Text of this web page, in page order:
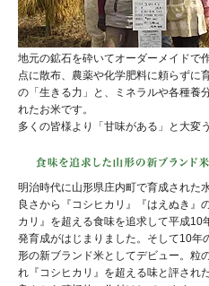
地元の鉱石を砕いてオーダーメイドで
点に散布、農薬や化学肥料に頼らずに
の「生きる力」と、ミネラルや各種養
れたお米です。
多くの皆様より「甘味がある」と大変
明治時代に山形県庄内町で育成された
良さから『コシヒカリ』『はえぬき』
カリ』を超える食味を追求して平成10
発育成がはじまりました。そして10年
形の新ブランド米としてデビュー。粒
れ『コシヒカリ』を超える味と評され